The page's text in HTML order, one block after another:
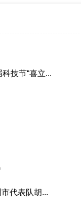
技节“喜立...
代表队胡...